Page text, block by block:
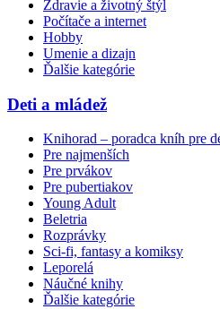
Zdravie a životný štýl
Počítače a internet
Hobby
Umenie a dizajn
Ďalšie kategórie
Deti a mládež
Knihorad – poradca kníh pre
Pre najmenších
Pre prvákov
Pre pubertiakov
Young Adult
Beletria
Rozprávky
Sci-fi, fantasy a komiksy
Leporelá
Náučné knihy
Ďalšie kategórie